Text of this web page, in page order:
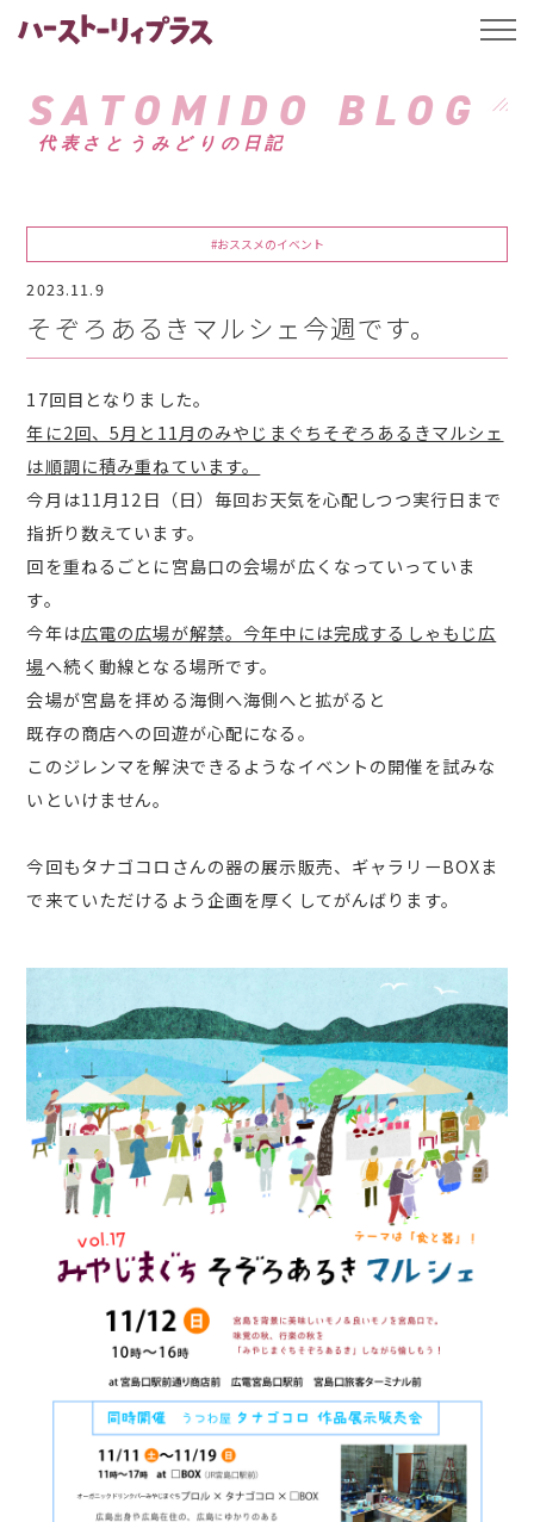
ハーストーリィプ
SATOMIDO BLOG
代表さとうみどりの日記
#おススメのイベント
2023.11.9
そぞろあるきマルシェ今週です。
17回目となりました。
年に2回、5月と11月のみやじまぐちそぞろあるきマルシェ
は順調に積み重ねています。
今月は11月12日（日）毎回お天気を心配しつつ実行日まで
指折り数えています。
回を重ねるごとに宮島口の会場が広くなっていっていま
す。
今年は広電の広場が解禁。今年中には完成するしゃもじ広
場へ続く動線となる場所です。
会場が宮島を拝める海側へ海側へと拡がると
既存の商店への回遊が心配になる。
このジレンマを解決できるようなイベントの開催を試みな
いといけません。
今回もタナゴコロさんの器の展示販売、ギャラリーBOXま
で来ていただけるよう企画を厚くしてがんばります。
t
l
a